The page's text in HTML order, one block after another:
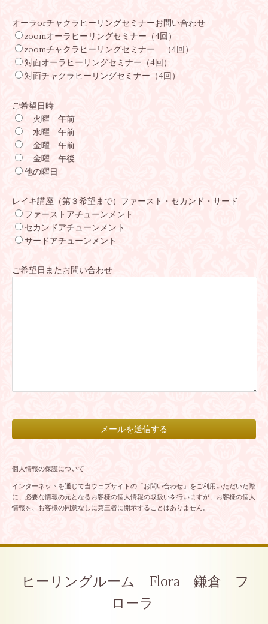
オーラorチャクラヒーリングセミナーお問い合わせ
zoomオーラヒーリングセミナー（4回）
zoomチャクラヒーリングセミナー （4回）
対面オーラヒーリングセミナー（4回）
対面チャクラヒーリングセミナー（4回）
ご希望日時
火曜 午前
水曜 午前
金曜 午前
金曜 午後
他の曜日
レイキ講座（第３希望まで）ファースト・セカンド・サード
ファーストアチューンメント
セカンドアチューンメント
サードアチューンメント
ご希望日またお問い合わせ
個人情報の保護について
インターネットを通じて当ウェブサイトの「お問い合わせ」をご利用いただいた際
に、必要な情報の元となるお客様の個人情報の取扱いを行いますが、お客様の個人
情報を、お客様の同意なしに第三者に開示することはありません。
ヒーリングルーム Flora 鎌倉 フ
ローラ